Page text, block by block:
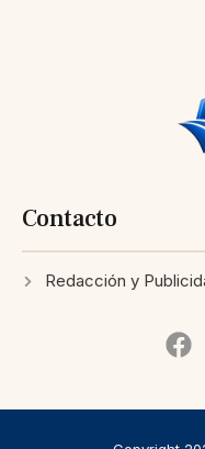
Contacto
Redacción y